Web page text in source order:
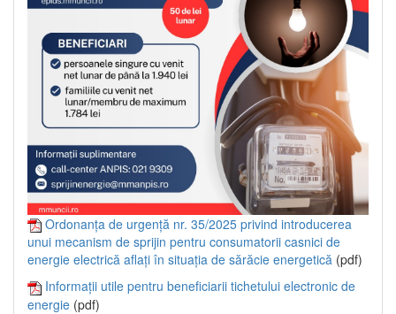
Ordonanța de urgență nr. 35/2025 privind introducerea
unui mecanism de sprijin pentru consumatorii casnici de
energie electrică aflați în situația de sărăcie energetică (pdf)
Informații utile pentru beneficiarii tichetului electronic de
energie (pdf)